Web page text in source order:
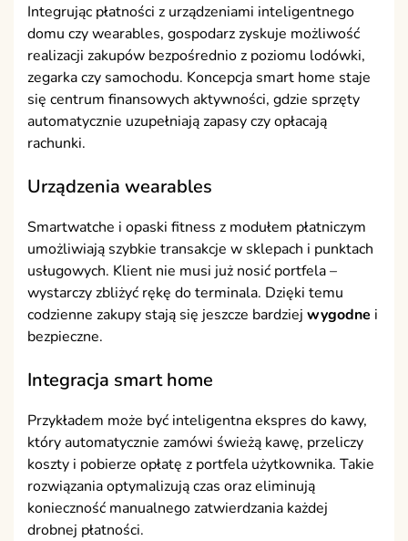
Integrując płatności z urządzeniami inteligentnego
domu czy wearables, gospodarz zyskuje możliwość
realizacji zakupów bezpośrednio z poziomu lodówki,
zegarka czy samochodu. Koncepcja smart home staje
się centrum finansowych aktywności, gdzie sprzęty
automatycznie uzupełniają zapasy czy opłacają
rachunki.
Urządzenia wearables
Smartwatche i opaski fitness z modułem płatniczym
umożliwiają szybkie transakcje w sklepach i punktach
usługowych. Klient nie musi już nosić portfela –
wystarczy zbliżyć rękę do terminala. Dzięki temu
codzienne zakupy stają się jeszcze bardziej wygodne i
bezpieczne.
Integracja smart home
Przykładem może być inteligentna ekspres do kawy,
który automatycznie zamówi świeżą kawę, przeliczy
koszty i pobierze opłatę z portfela użytkownika. Takie
rozwiązania optymalizują czas oraz eliminują
konieczność manualnego zatwierdzania każdej
drobnej płatności.